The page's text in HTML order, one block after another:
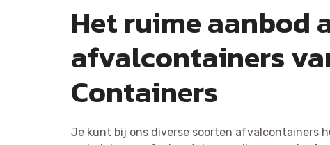
Het ruime aanbod
afvalcontainers
Containers
Je kunt bij ons diverse soorten afvalcontainers